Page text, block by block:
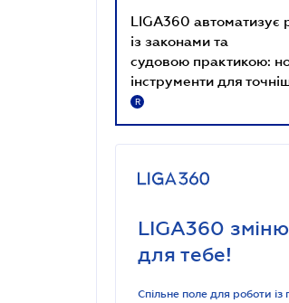
LIGA360 автоматизує
із законами та
судовою практикою:
інструменти для
R
LIGA360
для тебе!
Спільне поле для роботи